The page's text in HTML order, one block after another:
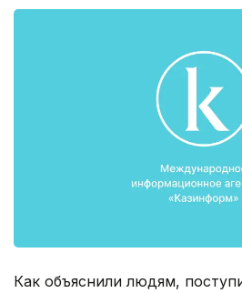
Как объяснили людям,